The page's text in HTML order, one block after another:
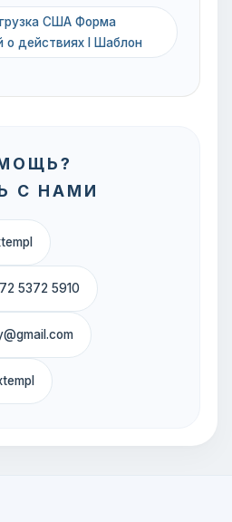
США Форма
о действиях I Шаблон
С НАМИ
5372 5910